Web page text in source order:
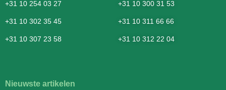
+31 10 254 03 27
+31 10 302 35 45
+31 10 307 23 58
+31 10 300 31 53
+31 10 311 66 66
+31 10 312 22 04
Nieuwste artikelen